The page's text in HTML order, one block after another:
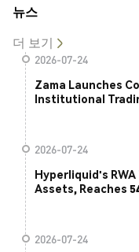
뉴스
더 보기
2026-07-24
Zama Launches
Institutional
2026-07-24
Hyperliquid's
Assets, Reaches
2026-07-24